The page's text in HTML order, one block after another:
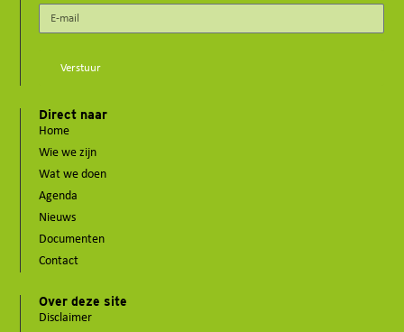
Verstuur
Direct naar
Home
Wie we zijn
Wat we doen
Agenda
Nieuws
Documenten
Contact
Over deze site
Disclaimer